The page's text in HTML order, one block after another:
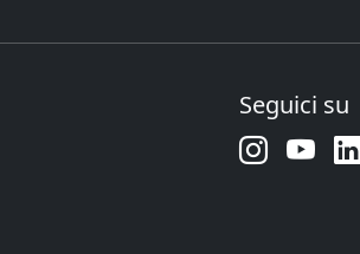
Seguici su